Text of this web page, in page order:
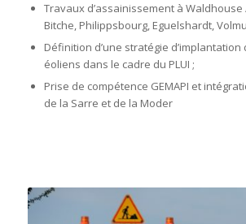
Travaux d’assainissement à
Bitche, Philippsbourg, Eguelshardt,
Définition d’une stratégie d’implantation
éoliens dans le cadre du PLUI ;
Prise de compétence GEMAPI et
de la Sarre et de la Moder